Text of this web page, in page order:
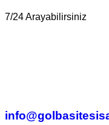
7/24 Arayabilirsiniz